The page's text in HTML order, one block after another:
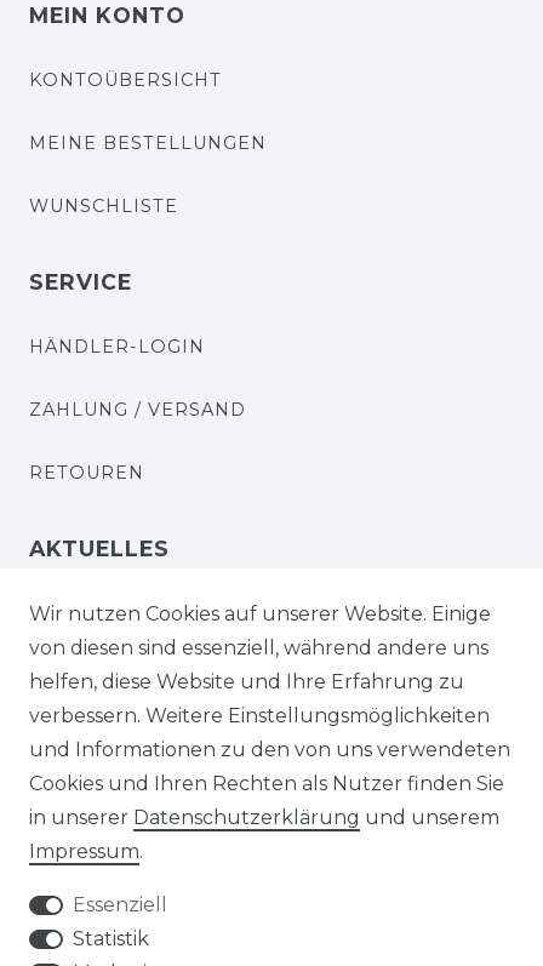
MEIN KONTO
KONTOÜBERSICHT
MEINE BESTELLUNGEN
WUNSCHLISTE
SERVICE
HÄNDLER-LOGIN
ZAHLUNG / VERSAND
RETOUREN
AKTUELLES
STELLENANGEBOTE
NEWSLETTER
Impressum
Wir nutzen Cookies auf unserer Website. Einige
von diesen sind essenziell, während andere uns
helfen, diese Website und Ihre Erfahrung zu
verbessern. Weitere Einstellungsmöglichkeiten
und Informationen zu den von uns verwendeten
Cookies und Ihren Rechten als Nutzer finden Sie
in unserer Daten­schutz­erklärung und unserem
Impressum.
Essenziell
Statistik